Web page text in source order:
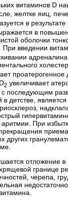
витаминов D
желтке яиц,
в
в
оболочки
При введении
проатерогенное
2 увеличивает
последующим
детстве,
При
отложение
границе
черепа,